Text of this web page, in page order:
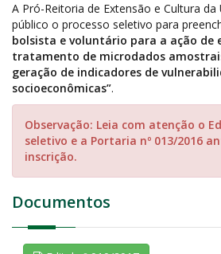
A Pró-Reitoria de Extensão e Cultura da
público o processo seletivo para
bolsista e voluntário para a ação de
tratamento de microdados
geração de indicadores de
socioeconômicas”.
Observação: Leia com atenção o
seletivo e a Portaria nº 013/2016
inscrição.
Documentos